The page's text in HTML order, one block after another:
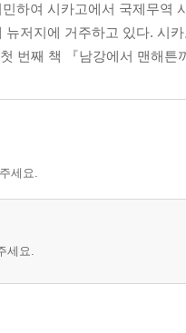
하여 시카고에서 국제무역
저지에 거주하고 있다. 시
번째 책 『남강에서 맨해튼
세요.
세요.